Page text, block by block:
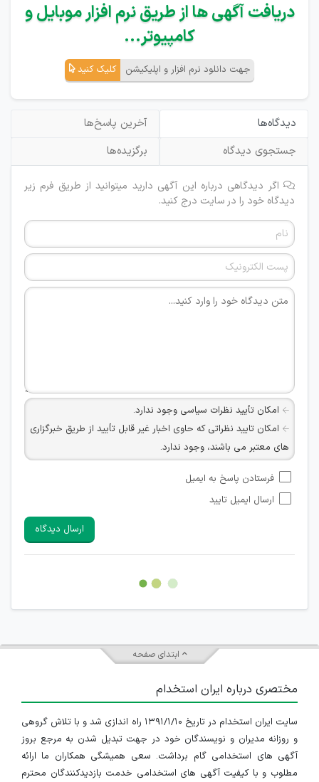
دریافت آگهی ها از طریق نرم افزار موبایل و
کامپیوتر...
جهت دانلود نرم افزار و اپلیکیشن کلیک کنید
دیدگاه‌ها
آخرین پاسخ‌ها
جستجوی دیدگاه
برگزیده‌ها
اگر دیدگاهی درباره این آگهی دارید میتوانید از طریق فرم زیر
دیدگاه خود را در سایت درج کنید.
امکان تأیید نظرات سیاسی وجود ندارد.
امکان تایید نظراتی که حاوی اخبار غیر قابل تأیید از طریق خبرگزاری
های معتبر می باشند، وجود ندارد.
شبکه های مجازی ارتباطی می باشند وجود ندارد.
امکان تأیید نظرات کاربرانی که به هر طریقی قصد مأیوس کردن
هرگونه تحریک، تحقیر و کنایه به سایر افراد (مسئول و غیر مسئول)
غیر مجاز می باشد.
امکان هماهنگی برای هرگونه ملاقات حضوری چه به صورت دسته
فرستادن پاسخ به ایمیل
ارسال ایمیل تایید
ارسال دیدگاه
ابتدای صفحه
مختصری درباره ایران استخدام
سایت ایران استخدام در تاریخ ۱۳۹۱/۱/۱۰ راه اندازی شد و با تلاش گروهی
و روزانه مدیران و نویسندگان خود در جهت تبدیل شدن به مرجع بروز
آگهی های استخدامی گام برداشت. سعی همیشگی همکاران ما ارائه
مطلوب و با کیفیت آگهی های استخدامی خدمت بازدیدکنندگان محترم